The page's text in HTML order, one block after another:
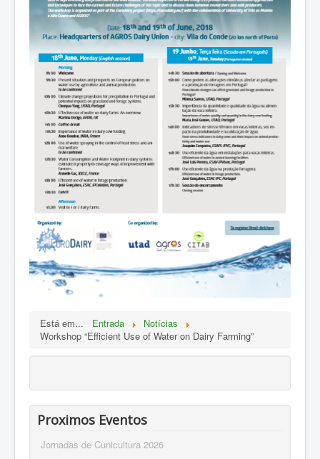
Está em... Entrada
Notícias
Workshop “Efficient Use of Water on Dairy Farming”
Proximos Eventos
Jornadas de Cunicultura 2026